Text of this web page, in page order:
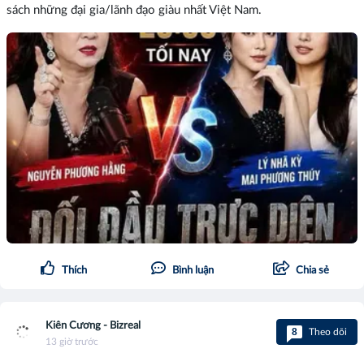
sách những đại gia/lãnh đạo giàu nhất Việt Nam.
Thích Bình luận Chia sẻ
Kiên Cương - Bizreal
13 giờ trước
8 Theo dõi